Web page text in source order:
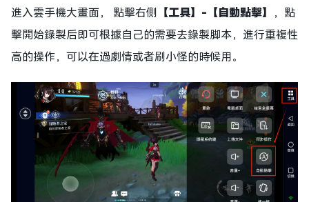
進入雲手機大畫面， 點擊右側 【工具】 -【自動點擊】
，點
擊開始錄製后即可根據自己的需要去錄製脚本，進行重複性
高的操作，可以在過劇情或者刷小怪的時候用。